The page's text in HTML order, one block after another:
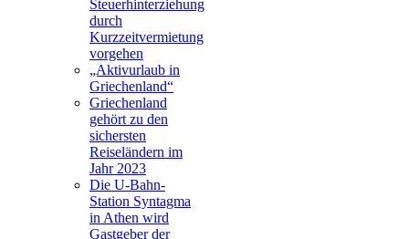
Steuerhinterziehung
durch
Kurzzeitvermietung
vorgehen
„Aktivurlaub in
Griechenland“
Griechenland
gehört zu den
sichersten
Reiseländern im
Jahr 2023
Die U-Bahn-
Station Syntagma
in Athen wird
Gastgeber der